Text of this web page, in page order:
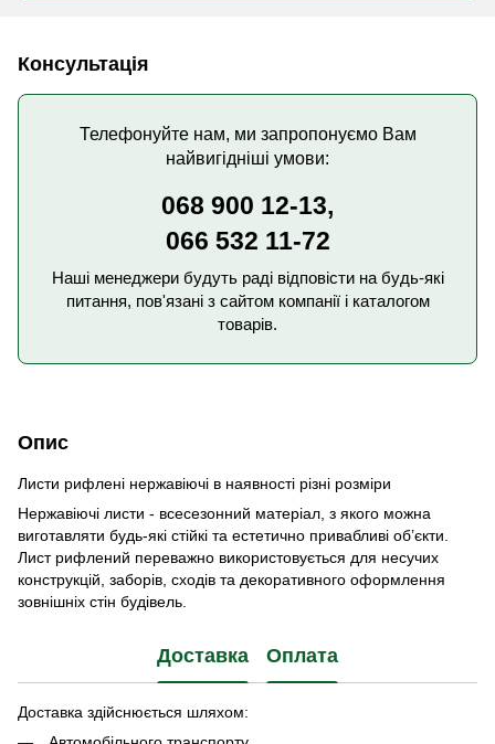
Консультація
Телефонуйте нам, ми запропонуємо Вам
найвигідніші умови:
068 900 12-13,
066 532 11-72
Наші менеджери будуть раді відповісти на будь-які
питання, пов'язані з сайтом компанії і каталогом
товарів.
Опис
Листи рифлені нержавіючі в наявності різні розміри
Нержавіючі листи - всесезонний матеріал, з якого можна
виготавляти будь-які стійкі та естетично привабливі об’єкти.
Лист рифлений переважно використовується для несучих
конструкцій, заборів, сходів та декоративного оформлення
зовнішніх стін будівель.
Доставка Оплата
Доставка здійснюється шляхом: